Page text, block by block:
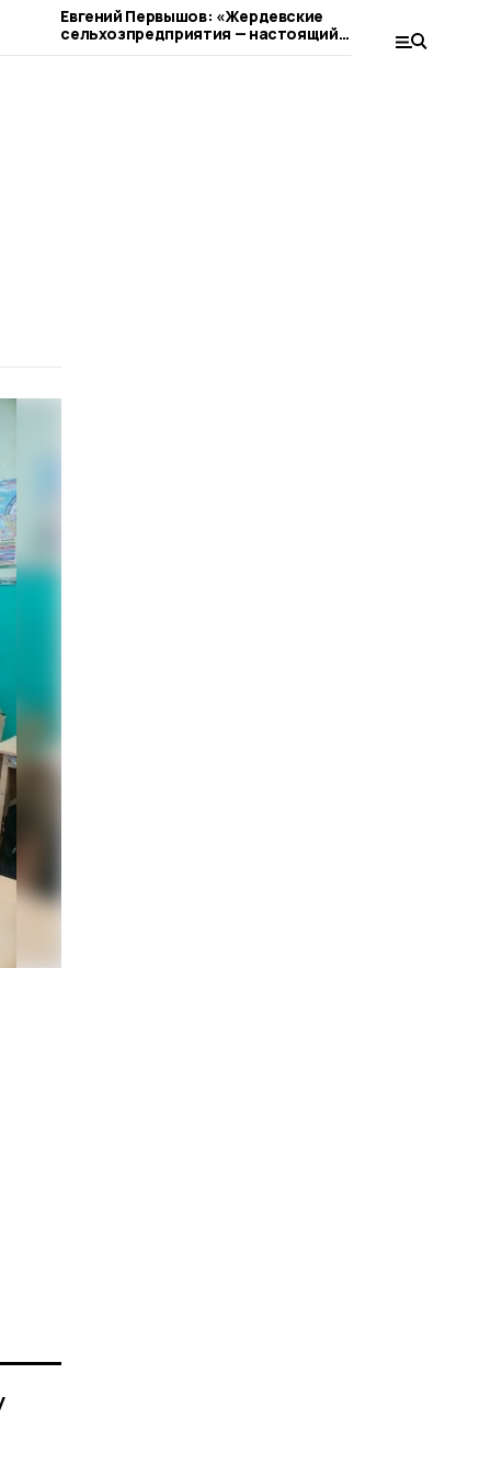
Евгений Первышов: «Жердевские
сельхозпредприятия — настоящий
пример ответственного бизнеса»